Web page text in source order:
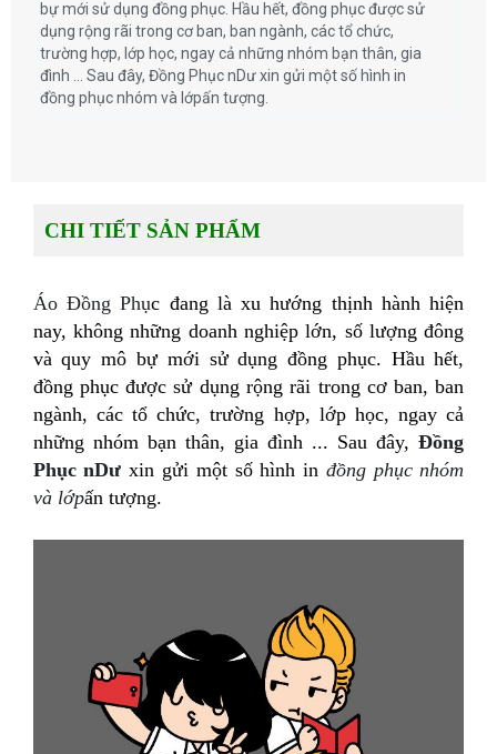
bự mới sử dụng đồng phục. Hầu hết, đồng phục được sử
dụng rộng rãi trong cơ ban, ban ngành, các tổ chức,
trường hợp, lớp học, ngay cả những nhóm bạn thân, gia
đình ... Sau đây, Đồng Phục nDư xin gửi một số hình in
đồng phục nhóm và lớpấn tượng.
CHI TIẾT SẢN PHẨM
Áo Đồng Phục đang là xu hướng thịnh hành hiện
nay, không những doanh nghiệp lớn, số lượng đông
và quy mô bự mới sử dụng đồng phục. Hầu hết,
đồng phục được sử dụng rộng rãi trong cơ ban, ban
ngành, các tổ chức, trường hợp, lớp học, ngay cả
những nhóm bạn thân, gia đình ... Sau đây,Đồng
Phục nDư xin gửi một số hình in đồng phục nhóm
và lớpấn tượng.